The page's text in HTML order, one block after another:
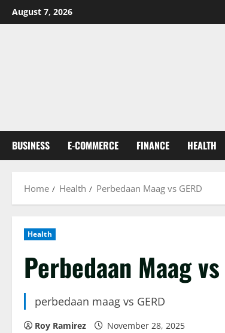
Skip
to
August 7, 2026
BUSINESS E-COMMERCE FINANCE HEALTH
Home Health Perbedaan Maag vs GERD
Health
Perbedaan Maag vs
perbedaan maag vs GERD
Roy Ramirez November 28, 2025